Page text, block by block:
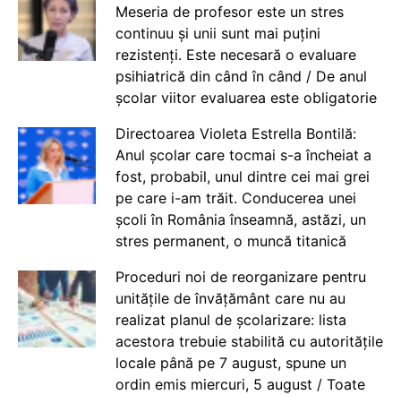
Meseria de profesor este un stres
continuu și unii sunt mai puțini
rezistenți. Este necesară o evaluare
psihiatrică din când în când / De anul
școlar viitor evaluarea este obligatorie
Directoarea Violeta Estrella Bontilă:
Anul școlar care tocmai s-a încheiat a
fost, probabil, unul dintre cei mai grei
pe care i-am trăit. Conducerea unei
școli în România înseamnă, astăzi, un
stres permanent, o muncă titanică
Proceduri noi de reorganizare pentru
unitățile de învățământ care nu au
realizat planul de școlarizare: lista
acestora trebuie stabilită cu autoritățile
locale până pe 7 august, spune un
ordin emis miercuri, 5 august / Toate